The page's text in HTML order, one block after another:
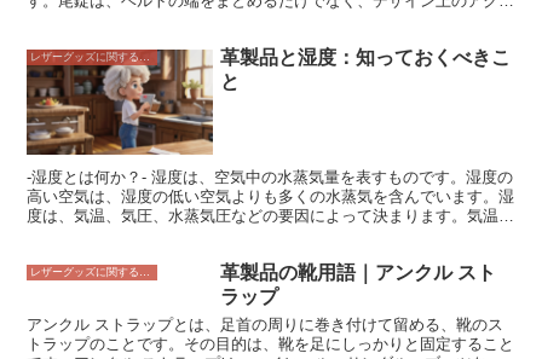
けられた金具で、ベルトを固定するためのものです。尾錠は、ベルト
の端をまとめるだけでなく、デザイン上のアクセントにもなります。
尾錠には、様々な種類があり、素材や形状、色など、様々なバリエー
ションがあります。
レザーグッズに関すること
革製品と湿度：知っておくべきこ
と
-湿度とは何か？- 湿度は、空気中の水蒸気量を表すものです。湿度の
高い空気は、湿度の低い空気よりも多くの水蒸気を含んでいます。湿
度は、気温、気圧、水蒸気圧などの要因によって決まります。気温が
生活に大きな影響を与えます。湿度が高いと、私たちは蒸し暑さを感
じます。湿度が高いと、汗が蒸発しにくくなり、熱中症にかかりやす
くなります。また、湿度が高いと、カビや細菌が繁殖しやすくなりま
す。 湿度は、革製品にも大きな影響を与えます。革製品は、水分を
吸収したり放出したりする性質があります。湿度が高いと、革製品は
レザーグッズに関すること
革製品の靴用語｜アンクル スト
ラップ
アンクル ストラップとは、足首の周りに巻き付けて留める、靴のス
トラップのことです。その目的は、靴を足にしっかりと固定すること